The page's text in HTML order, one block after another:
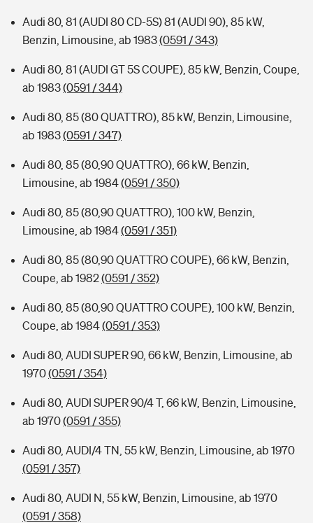
Audi 80, 81 (AUDI 80 CD-5S) 81 (AUDI 90), 85 kW,
Benzin, Limousine, ab 1983(0591 / 343)
Audi 80, 81 (AUDI GT 5S COUPE), 85 kW, Benzin, Coupe,
ab 1983(0591 / 344)
Audi 80, 85 (80 QUATTRO), 85 kW, Benzin, Limousine,
ab 1983(0591 / 347)
Audi 80, 85 (80,90 QUATTRO), 66 kW, Benzin,
Limousine, ab 1984(0591 / 350)
Audi 80, 85 (80,90 QUATTRO), 100 kW, Benzin,
Limousine, ab 1984(0591 / 351)
Audi 80, 85 (80,90 QUATTRO COUPE), 66 kW, Benzin,
Coupe, ab 1982(0591 / 352)
Audi 80, 85 (80,90 QUATTRO COUPE), 100 kW, Benzin,
Coupe, ab 1984(0591 / 353)
Audi 80, AUDI SUPER 90, 66 kW, Benzin, Limousine, ab
1970(0591 / 354)
Audi 80, AUDI SUPER 90/4 T, 66 kW, Benzin, Limousine,
ab 1970(0591 / 355)
Audi 80, AUDI/4 TN, 55 kW, Benzin, Limousine, ab 1970
(0591 / 357)
Audi 80, AUDI N, 55 kW, Benzin, Limousine, ab 1970
(0591 / 358)